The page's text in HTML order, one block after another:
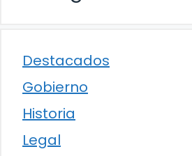
Destacados
Gobierno
Historia
Legal